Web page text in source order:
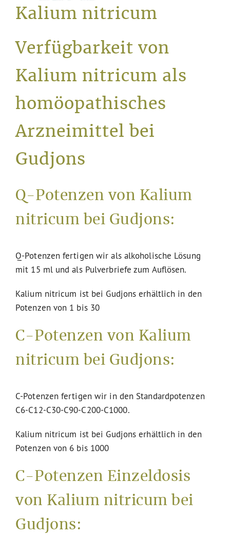
Service
Kalium nitricum
Verfügbarkeit von
Kalium nitricum als
homöopathisches
Arzneimittel bei
Gudjons
Q-Potenzen von Kalium
nitricum bei Gudjons:
Q-Potenzen fertigen wir als alkoholische Lösung
mit 15 ml und als Pulverbriefe zum Auflösen.
Kalium nitricum ist bei Gudjons erhältlich in den
Potenzen von 1 bis 30
C-Potenzen von Kalium
nitricum bei Gudjons:
C-Potenzen fertigen wir in den Standardpotenzen
C6-C12-C30-C90-C200-C1000.
Kalium nitricum ist bei Gudjons erhältlich in den
Potenzen von 6 bis 1000
C-Potenzen Einzeldosis
von Kalium nitricum bei
Gudjons: